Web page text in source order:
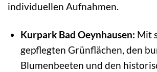
individuellen Aufnahmen.
Kurpark Bad Oeynhausen: Mit
gepflegten Grünflächen, den
Blumenbeeten und den